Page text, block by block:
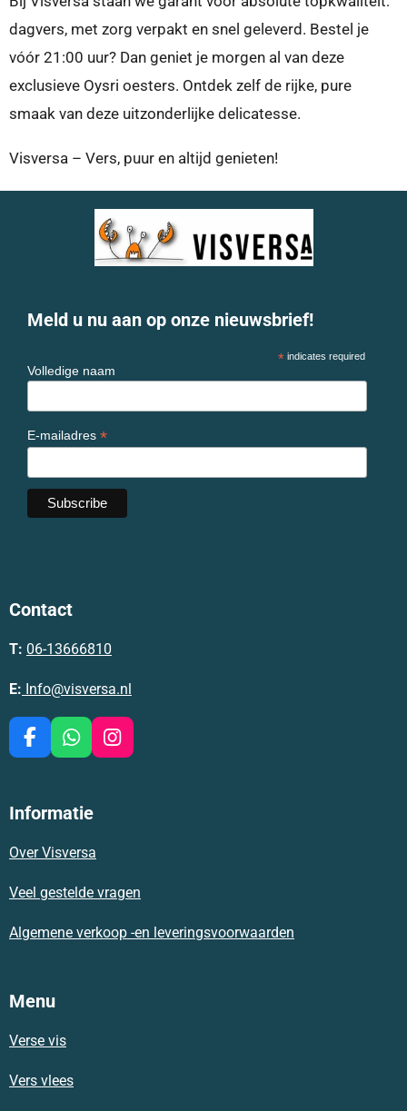
dagvers, met zorg verpakt en snel geleverd. Bestel je
vóór 21:00 uur? Dan geniet je morgen al van deze
exclusieve Oysri oesters. Ontdek zelf de rijke, pure
smaak van deze uitzonderlijke delicatesse.
Visversa – Vers, puur en altijd genieten!
Meld u nu aan op onze nieuwsbrief!
* indicates required
Volledige naam
E-mailadres *
Contact
T: 06-13666810
E: Info@visversa.nl
F
a
b
o
W
h
s
p
I
n
m
Informatie
Over Visversa
Veel gestelde vragen
Algemene verkoop -en leveringsvoorwaarden
Menu
Verse vis
Vers vlees